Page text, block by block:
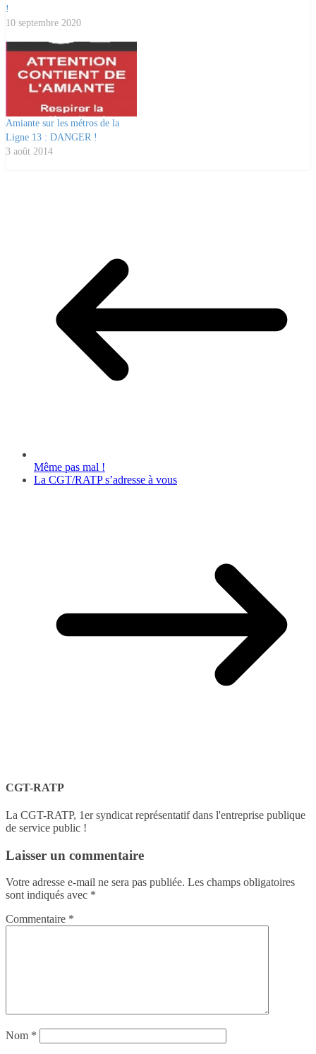
!
10 septembre 2020
Amiante sur les métros de la
Ligne 13 : DANGER !
3 août 2014
Même pas mal !
La CGT/RATP s’adresse à vous
CGT-RATP
La CGT-RATP, 1er syndicat représentatif dans l'entreprise publique
de service public !
Laisser un commentaire
Votre adresse e-mail ne sera pas publiée. Les champs obligatoires
sont indiqués avec *
Commentaire *
Nom *